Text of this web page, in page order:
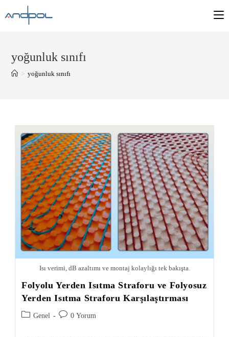
yoğunluk sınıfı
> yoğunluk sınıfı
Isı verimi, dB azaltımı ve montaj kolaylığı tek bakışta.
Folyolu Yerden Isıtma Straforu ve Folyosuz
Yerden Isıtma Straforu Karşılaştırması
Genel 0 Yorum